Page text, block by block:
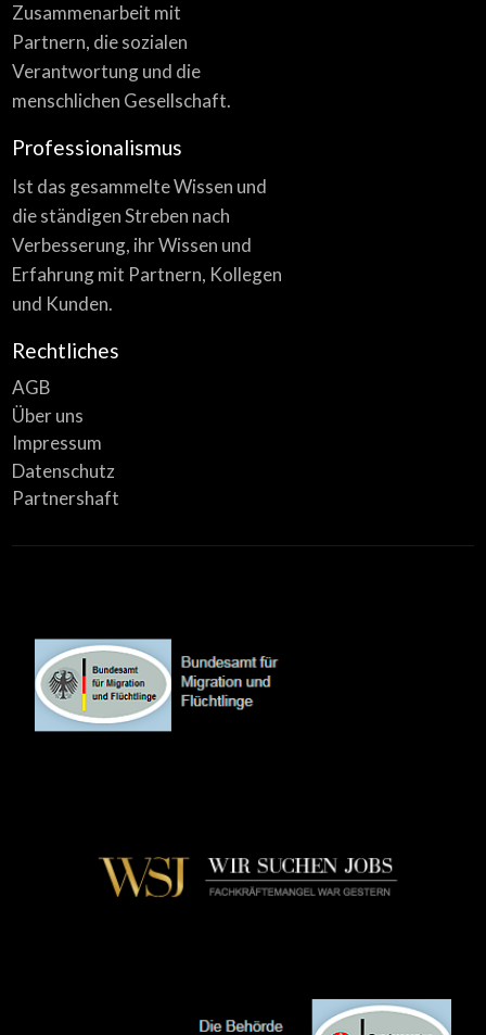
Zusammenarbeit mit
Partnern, die sozialen
Verantwortung und die
menschlichen Gesellschaft.
Professionalismus
Ist das gesammelte Wissen und
die ständigen Streben nach
Verbesserung, ihr Wissen und
Erfahrung mit Partnern, Kollegen
und Kunden.
Rechtliches
AGB
Über uns
Impressum
Datenschutz
Partnershaft